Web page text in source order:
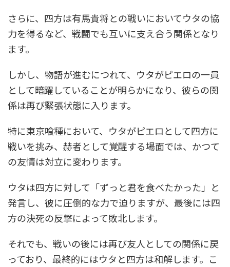
さらに、四方は有馬貴将との戦いにおいてウタの協
力を得るなど、戦闘でも互いに支え合う関係となり
ます。
しかし、物語が進むにつれて、ウタがピエロの一員
として暗躍していることが明らかになり、彼らの関
係は再び緊張状態に入ります。
特に東京喰種において、ウタがピエロとして四方に
戦いを挑み、赫者として覚醒する場面では、かつて
の友情は対立に変わります。
ウタは四方に対して「ずっと君を食べたかった」と
発言し、彼に圧倒的な力で迫りますが、最後には四
方の決死の反撃によって敗北します。
それでも、戦いの後には再び友人としての関係に戻
っており、最終的にはウタと四方は和解します。こ